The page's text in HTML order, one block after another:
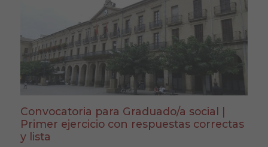
Convocatoria para Graduado/a social |
Primer ejercicio con respuestas correctas
y lista